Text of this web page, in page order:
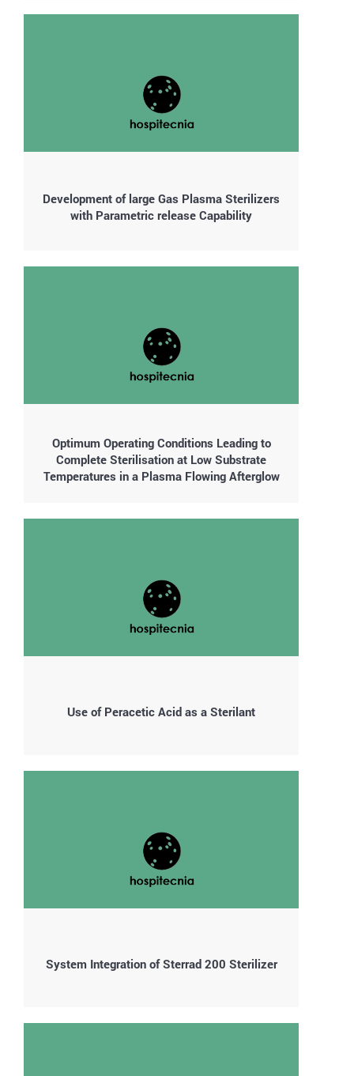
Development of large Gas Plasma Sterilizers
with Parametric release Capability
Optimum Operating Conditions Leading to
Complete Sterilisation at Low Substrate
Temperatures in a Plasma Flowing Afterglow
Use of Peracetic Acid as a Sterilant
System Integration of Sterrad 200 Sterilizer